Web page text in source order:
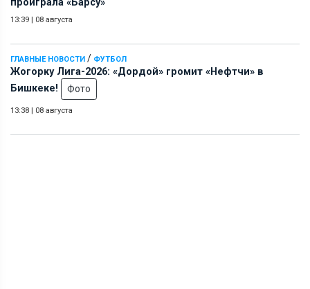
13:39 | 08 августа
ГЛАВНЫЕ НОВОСТИ / ФУТБОЛ
Жогорку Лига-2026: «Дордой» громит «Нефтчи» в
Бишкеке!
Фото
13:38 | 08 августа